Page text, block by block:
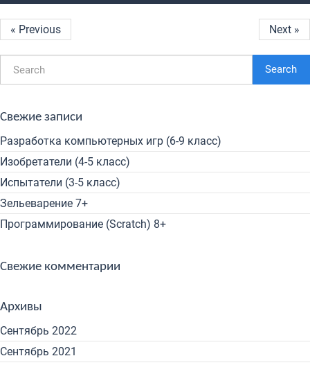
« Previous Next »
Search
Свежие записи
Разработка компьютерных игр (6-9 класс)
Изобретатели (4-5 класс)
Испытатели (3-5 класс)
Зельеварение 7+
Программирование (Scratch) 8+
Свежие комментарии
Архивы
Сентябрь 2022
Сентябрь 2021